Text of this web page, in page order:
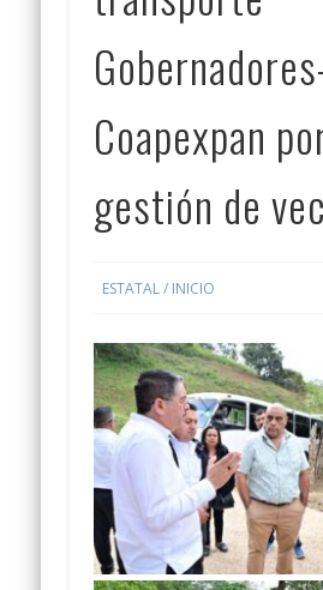
Coapexpan
gestión de
ESTATAL/ INICIO